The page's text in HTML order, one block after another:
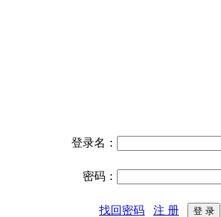
登录名：
密码：
找回密码 注 册